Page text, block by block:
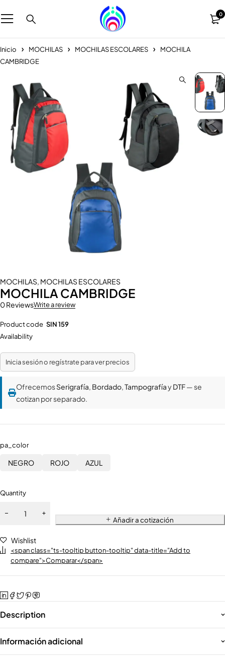
0
Inicio MOCHILAS MOCHILAS ESCOLARES
MOCHILA
CAMBRIDGE
MOCHILAS, MOCHILAS ESCOLARES
MOCHILA CAMBRIDGE
0 ReviewsWrite a review
Product code SIN 159
Availability
Inicia sesión o regístrate para ver precios
OfrecemosSerigrafía, Bordado,TampografíayDTF— se
cotizan por separado.
pa_color
NEGRO ROJO AZUL
Quantity
Añadir a cotización
Wishlist
<span class="ts-tooltip button-tooltip" data-title="Add to
compare">Comparar</span>
Description
Información adicional